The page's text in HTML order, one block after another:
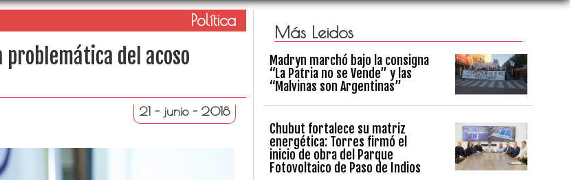
Política
problemática del acoso
21 - junio - 2018
Más Leidos
Madryn marchó bajo la consigna
“La Patria no se Vende” y las
“Malvinas son Argentinas”
Chubut fortalece su matriz
energética: Torres firmó el
inicio de obra del Parque
Fotovoltaico de Paso de Indios